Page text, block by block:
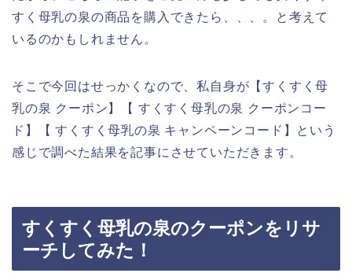
すく母乳の泉の商品を購入できたら、、、。と考えて
いるのかもしれません。
そこで今回はせっかくなので、私自身が【すくすく母
乳の泉 クーポン】【 すくすく母乳の泉 クーポンコー
ド】【 すくすく母乳の泉 キャンペーンコード】という
感じで調べた結果を記事にさせていただきます。
すくすく母乳の泉のクーポンをリサ
ーチしてみた！